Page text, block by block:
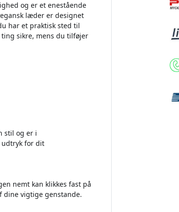
og er et enestående
læder er designet
har et praktisk sted til
sikre, mens du tilføjer
stil og er i
udtryk for dit
nemt kan klikkes fast på
dine vigtige genstande.